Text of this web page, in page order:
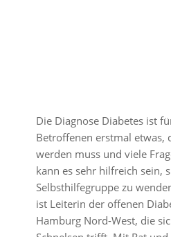
Die Diagnose Diabetes ist
Betroffenen erstmal etwas,
werden muss und viele
kann es sehr hilfreich sein,
Selbsthilfegruppe zu
ist Leiterin der offenen
Hamburg Nord-West, die